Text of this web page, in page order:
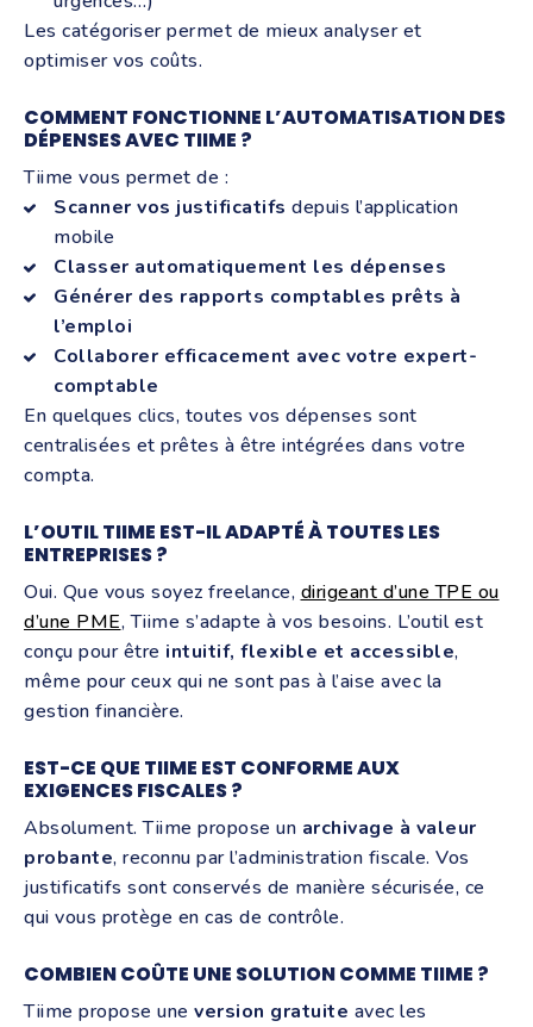
Les catégoriser permet de mieux analyser et
optimiser vos coûts.
COMMENT FONCTIONNE L’AUTOMATISATION DES
DÉPENSES AVEC TIIME ?
Tiime vous permet de :
Scanner vos justificatifs depuis l’application
mobile
Classer automatiquement les dépenses
Générer des rapports comptables prêts à
l’emploi
Collaborer efficacement avec votre expert-
comptable
En quelques clics, toutes vos dépenses sont
centralisées et prêtes à être intégrées dans votre
compta.
L’OUTIL TIIME EST-IL ADAPTÉ À TOUTES LES
ENTREPRISES ?
Oui. Que vous soyez freelance, dirigeant d’une TPE ou
d’une PME, Tiime s’adapte à vos besoins. L’outil est
conçu pour être intuitif, flexible et accessible,
même pour ceux qui ne sont pas à l’aise avec la
gestion financière.
EST-CE QUE TIIME EST CONFORME AUX
EXIGENCES FISCALES ?
Absolument. Tiime propose un archivage à valeur
probante, reconnu par l’administration fiscale. Vos
justificatifs sont conservés de manière sécurisée, ce
qui vous protège en cas de contrôle.
COMBIEN COÛTE UNE SOLUTION COMME TIIME ?
Tiime propose une version gratuite avec les